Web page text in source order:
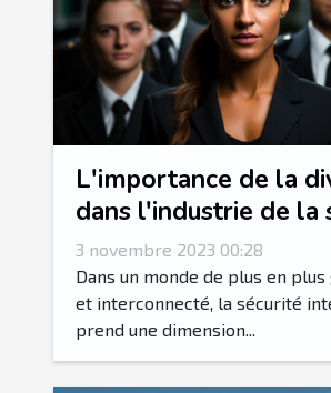
L'importance de la
dans l'industrie de la
internationale
3 novembre 2023 00:28
Dans un monde de plus en
et interconnecté, la sécurité
prend une dimension...